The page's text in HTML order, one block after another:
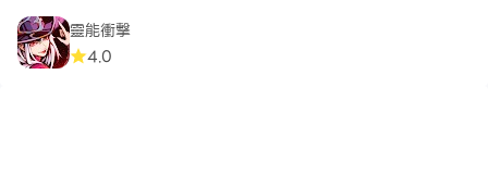
靈能衝擊
4.0